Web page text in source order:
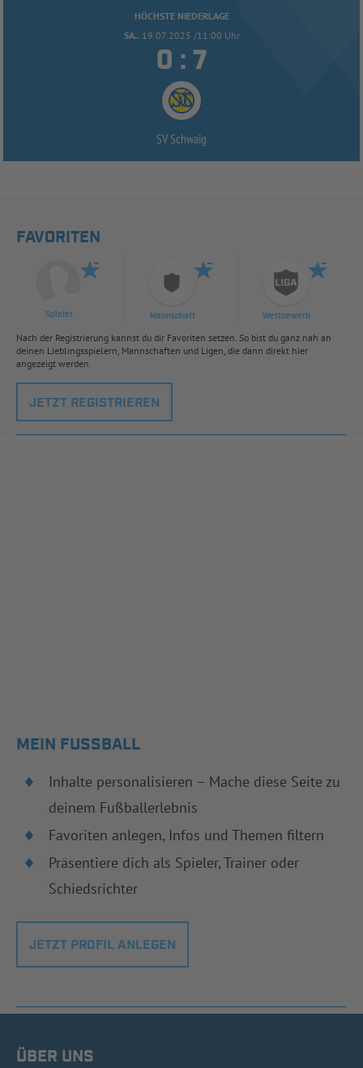
HÖCHSTE NIEDERLAGE
SA.. 19.07.2025 /11:00 Uhr
 : 
SV Schwaig
FAVORITEN
Spieler Mannschaft Wettbewerb
Nach der Registrierung kannst du dir Favoriten setzen. So bist du ganz nah an
deinen Lieblingsspielern, Mannschaften und Ligen, die dann direkt hier
angezeigt werden.
JETZT REGISTRIEREN
MEIN FUSSBALL
Inhalte personalisieren – Mache diese Seite zu
deinem Fußballerlebnis
Favoriten anlegen, Infos und Themen filtern
Präsentiere dich als Spieler, Trainer oder
Schiedsrichter
JETZT PROFIL ANLEGEN
ÜBER UNS